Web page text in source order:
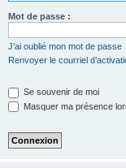
Mot de passe :
J’ai oublié mon mot de passe
Renvoyer le courriel
Se souvenir de moi
Masquer ma présence